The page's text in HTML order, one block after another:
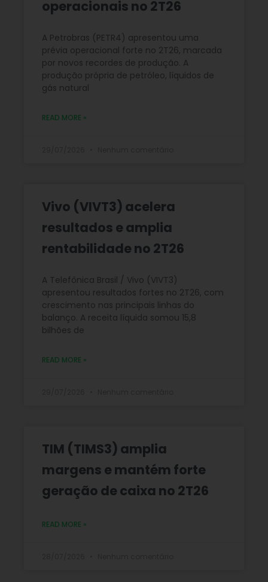
operacionais no 2T26
A Petrobras (PETR4) apresentou uma
prévia operacional forte no 2T26, marcada
por novos recordes de produção. A
produção própria de petróleo, líquidos de
gás natural
READ MORE »
Vivo (VIVT3) acelera
resultados e amplia
rentabilidade no 2T26
A Telefônica Brasil / Vivo (VIVT3)
apresentou resultados fortes no 2T26, com
crescimento nas principais linhas do
balanço. A receita líquida somou 15,8
bilhões de
READ MORE »
TIM (TIMS3) amplia
margens e mantém forte
geração de caixa no 2T26
READ MORE »